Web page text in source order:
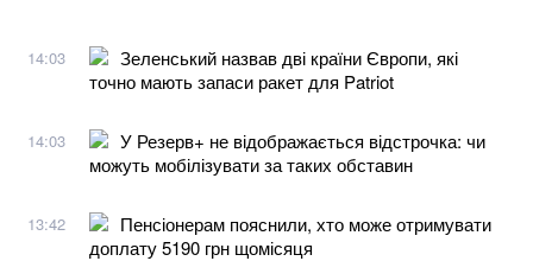
14:03
Зеленський назвав дві країни Європи, які
точно мають запаси ракет для Patriot
14:03
У Резерв+ не відображається відстрочка: чи
можуть мобілізувати за таких обставин
13:42
Пенсіонерам пояснили, хто може отримувати
доплату 5190 грн щомісяця